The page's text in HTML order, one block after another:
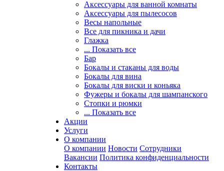
Аксессуары для ванной комнаты
Аксессуары для пылесосов
Весы напольные
Все для пикника и дачи
Глажка
... Показать все
Бар
Бокалы и стаканы для воды
Бокалы для вина
Бокалы для виски и коньяка
Фужеры и бокалы для шампанского
Стопки и рюмки
... Показать все
Акции
Услуги
О компании
О компании Новости Сотрудники
Вакансии Политика конфиденциальности
Контакты